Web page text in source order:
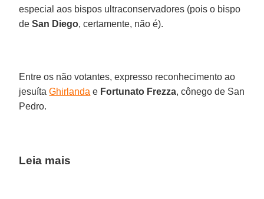
especial aos bispos ultraconservadores (pois o bispo
deSan Diego, certamente, não é).
Entre os não votantes, expresso reconhecimento ao
jesuítaGhirlanda e Fortunato Frezza, cônego de San
Pedro.
Leia mais